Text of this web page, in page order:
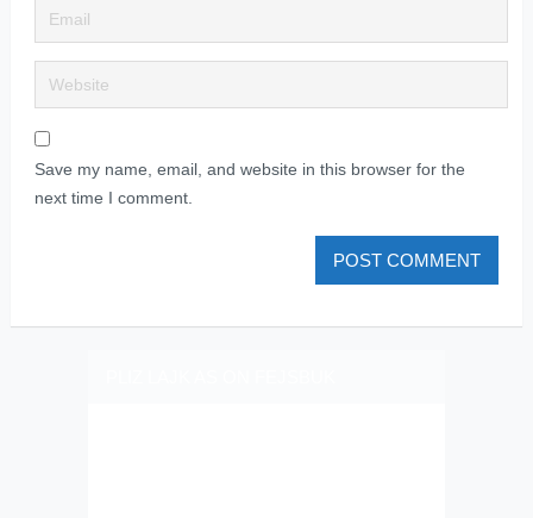
Save my name, email, and website in this browser for the
next time I comment.